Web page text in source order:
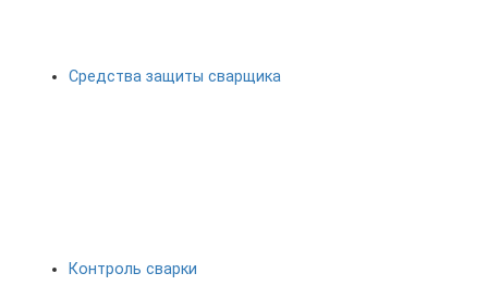
Средства защиты сварщика
Контроль сварки